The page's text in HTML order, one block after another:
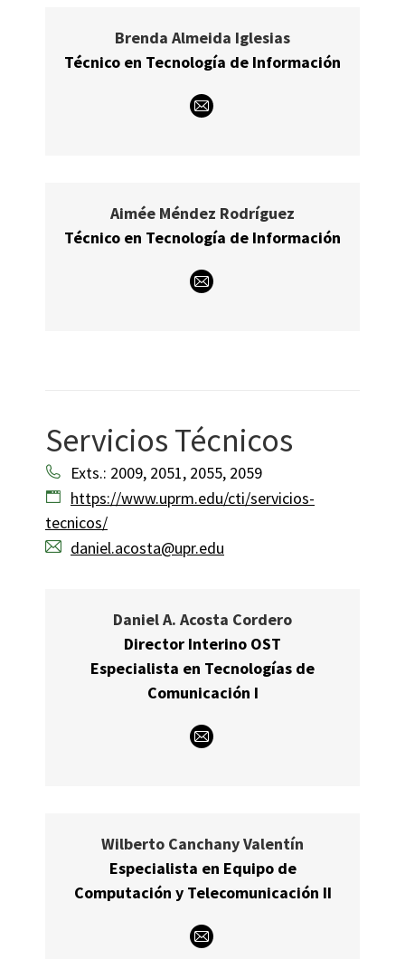
Brenda Almeida Iglesias
Técnico en Tecnología de Información
E-
Aimée Méndez Rodríguez
Técnico en Tecnología de Información
E-
Servicios Técnicos
Exts.: 2009, 2051, 2055, 2059
https://www.uprm.edu/cti/servicios-
tecnicos/
daniel.acosta@upr.edu
Daniel A. Acosta Cordero
Director Interino OST
Especialista en Tecnologías de
Comunicación I
E-
Wilberto Canchany Valentín
Especialista en Equipo de
Computación y Telecomunicación II
E-